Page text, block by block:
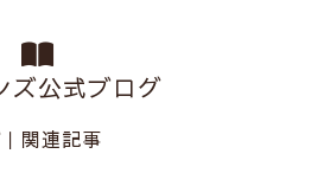
ズ公式ブログ
関連記事